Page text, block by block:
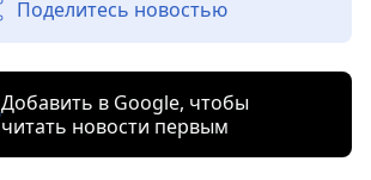
Поделитесь новостью
Добавить в Google, чтобы
читать новости первым